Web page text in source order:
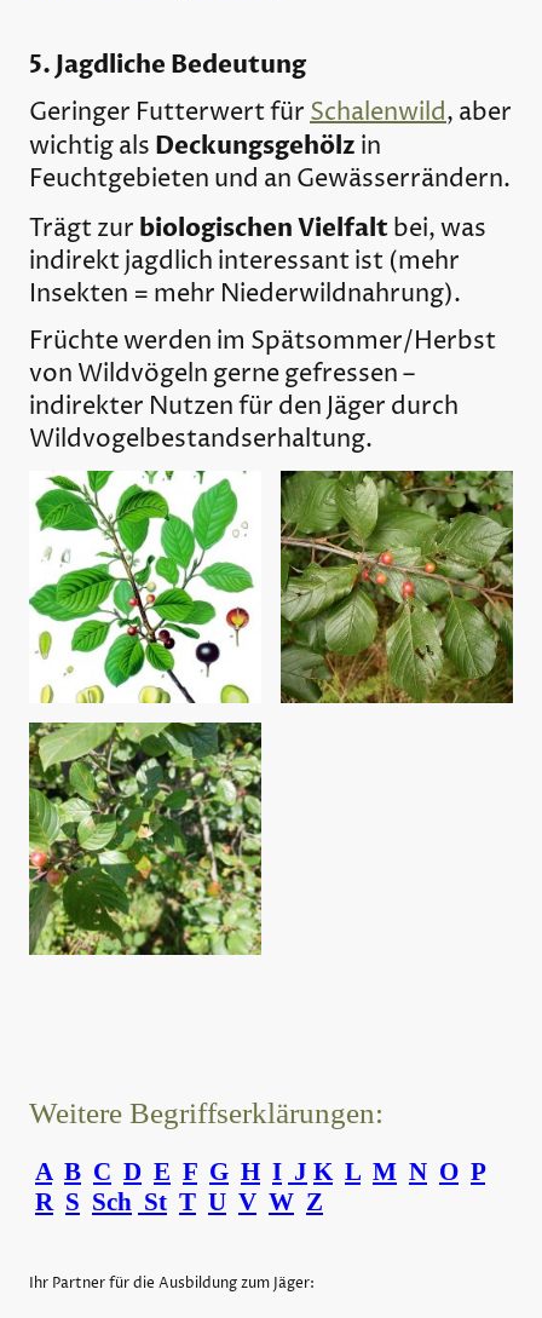
5. Jagdliche Bedeutung
Geringer Futterwert fürSchalenwild, aber
wichtig als Deckungsgehölz in
Feuchtgebieten und an Gewässerrändern.
Trägt zur biologischen Vielfaltbei, was
indirekt jagdlich interessant ist (mehr
Insekten = mehr Niederwildnahrung).
Früchte werden im Spätsommer/Herbst
von Wildvögeln gerne gefressen –
indirekter Nutzen für den Jäger durch
Wildvogelbestandserhaltung.
Weitere Begriffserklärungen:
A B C D E F G H I J K L M N O P
R S Sch St T U V W Z
Ihr Partner für die Ausbildung zum Jäger: